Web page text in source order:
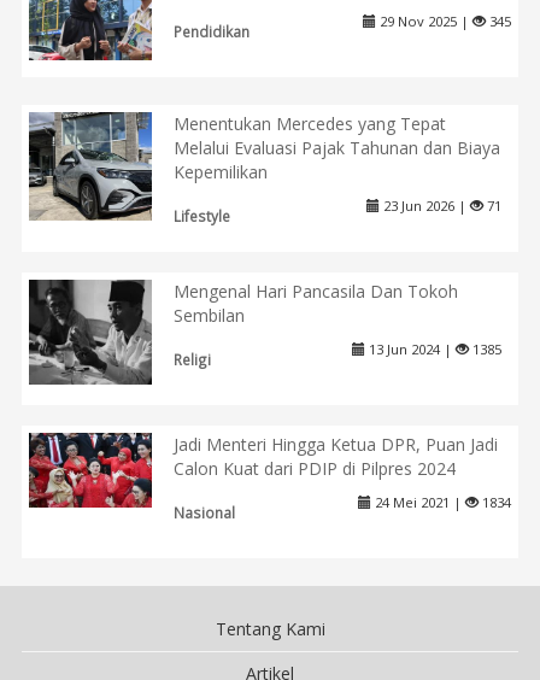
Pendidikan
29 Nov 2025 | 345
Menentukan Mercedes yang Tepat
Melalui Evaluasi Pajak Tahunan dan Biaya
Kepemilikan
Lifestyle
23 Jun 2026 | 71
Mengenal Hari Pancasila Dan Tokoh
Sembilan
Religi
13 Jun 2024 | 1385
Jadi Menteri Hingga Ketua DPR, Puan Jadi
Calon Kuat dari PDIP di Pilpres 2024
Nasional
24 Mei 2021 | 1834
Tentang Kami
Artikel